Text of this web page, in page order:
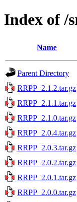
Index of /
Name
Parent Directory
RRPP_2.1.2.tar.gz
RRPP_2.1.1.tar.gz
RRPP_2.1.0.tar.gz
RRPP_2.0.4.tar.gz
RRPP_2.0.3.tar.gz
RRPP_2.0.2.tar.gz
RRPP_2.0.1.tar.gz
RRPP_2.0.0.tar.gz